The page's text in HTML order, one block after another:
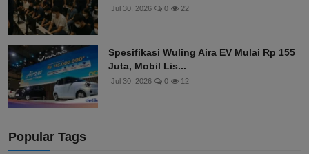
Jul 30, 2026 0 22
Spesifikasi Wuling Aira EV Mulai Rp 155
Juta, Mobil Lis...
Jul 30, 2026 0 12
Popular Tags